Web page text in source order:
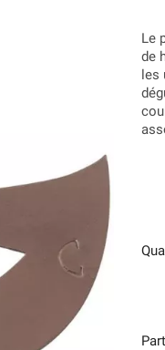
Le
de
les